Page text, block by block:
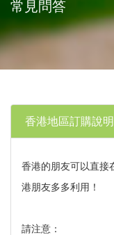
常見問答
香港地區訂購說明
香港的朋友可以直接
港朋友多多利用！
請注意：